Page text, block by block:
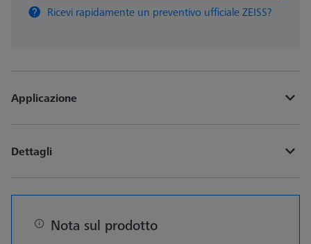
Ricevi rapidamente un preventivo ufficiale ZEISS?
Applicazione
Dettagli
Nota sul prodotto